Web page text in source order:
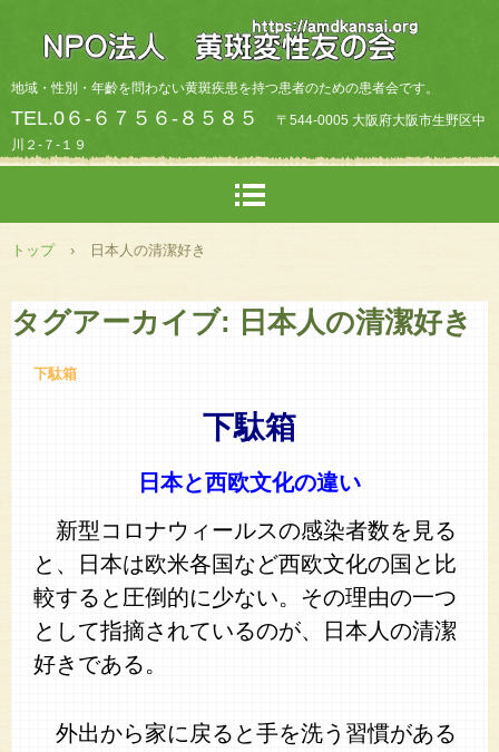
地域・性別・年齡を問わない黄斑疾患を持つ患者のための患者会です。
TEL.0６-６７５６-８５８５
〒544-0005 大阪府大阪市生野区中
川２-７-１９
トップ › 日本人の清潔好き
タグアーカイブ: 日本人の清潔好き
下駄箱
下駄箱
日本と西欧文化の違い
新型コロナウィールスの感染者数を見る
と、日本は欧米各国など西欧文化の国と比
較すると圧倒的に少ない。その理由の一つ
として指摘されているのが、日本人の清潔
好きである。
外出から家に戻ると手を洗う習慣がある